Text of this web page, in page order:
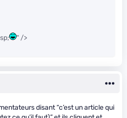
" />
disant “c’est un article qui